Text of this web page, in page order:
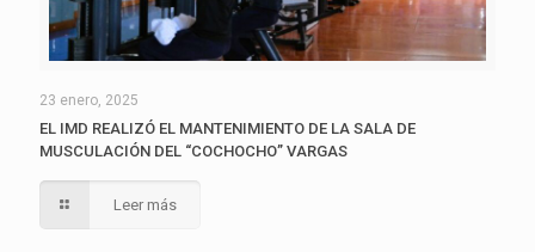
23 enero, 2025
EL IMD REALIZÓ EL MANTENIMIENTO DE LA SALA DE
MUSCULACIÓN DEL “COCHOCHO” VARGAS
Leer más